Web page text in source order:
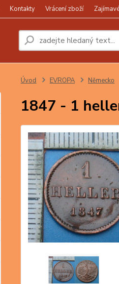
Kontakty Vrácení zboží
Úvod EVROPA Německo
1847 - 1